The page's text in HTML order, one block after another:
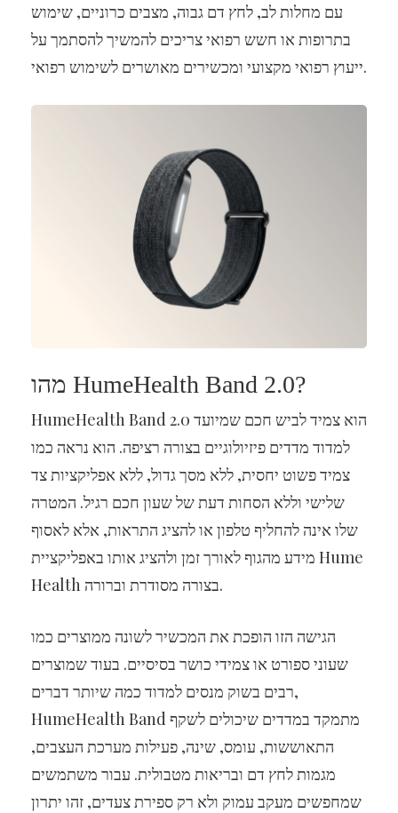
עם מחלות לב, לחץ דם גבוה, מצבים כרוניים, שימוש
בתרופות או חשש רפואי צריכים להמשיך להסתמך על
ייעוץ רפואי מקצועי ומכשירים מאושרים לשימוש רפואי.
מהו HumeHealth Band 2.0?
HumeHealth Band 2.0 הוא צמיד לביש חכם שמיועד
למדוד מדדים פיזיולוגיים בצורה רציפה. הוא נראה כמו
צמיד פשוט יחסית, ללא מסך גדול, ללא אפליקציות צד
שלישי וללא הסחות דעת של שעון חכם רגיל. המטרה
שלו אינה להחליף טלפון או להציג התראות, אלא לאסוף
מידע מהגוף לאורך זמן ולהציג אותו באפליקציית Hume
Health בצורה מסודרת וברורה.
הגישה הזו הופכת את המכשיר לשונה ממוצרים כמו
שעוני ספורט או צמידי כושר בסיסיים. בעוד שמוצרים
רבים בשוק מנסים למדוד כמה שיותר דברים,
HumeHealth Band מתמקד במדדים שיכולים לשקף
התאוששות, עומס, שינה, פעילות מערכת העצבים,
מגמות לחץ דם ובריאות מטבולית. עבור משתמשים
שמחפשים מעקב עמוק ולא רק ספירת צעדים, זהו יתרון